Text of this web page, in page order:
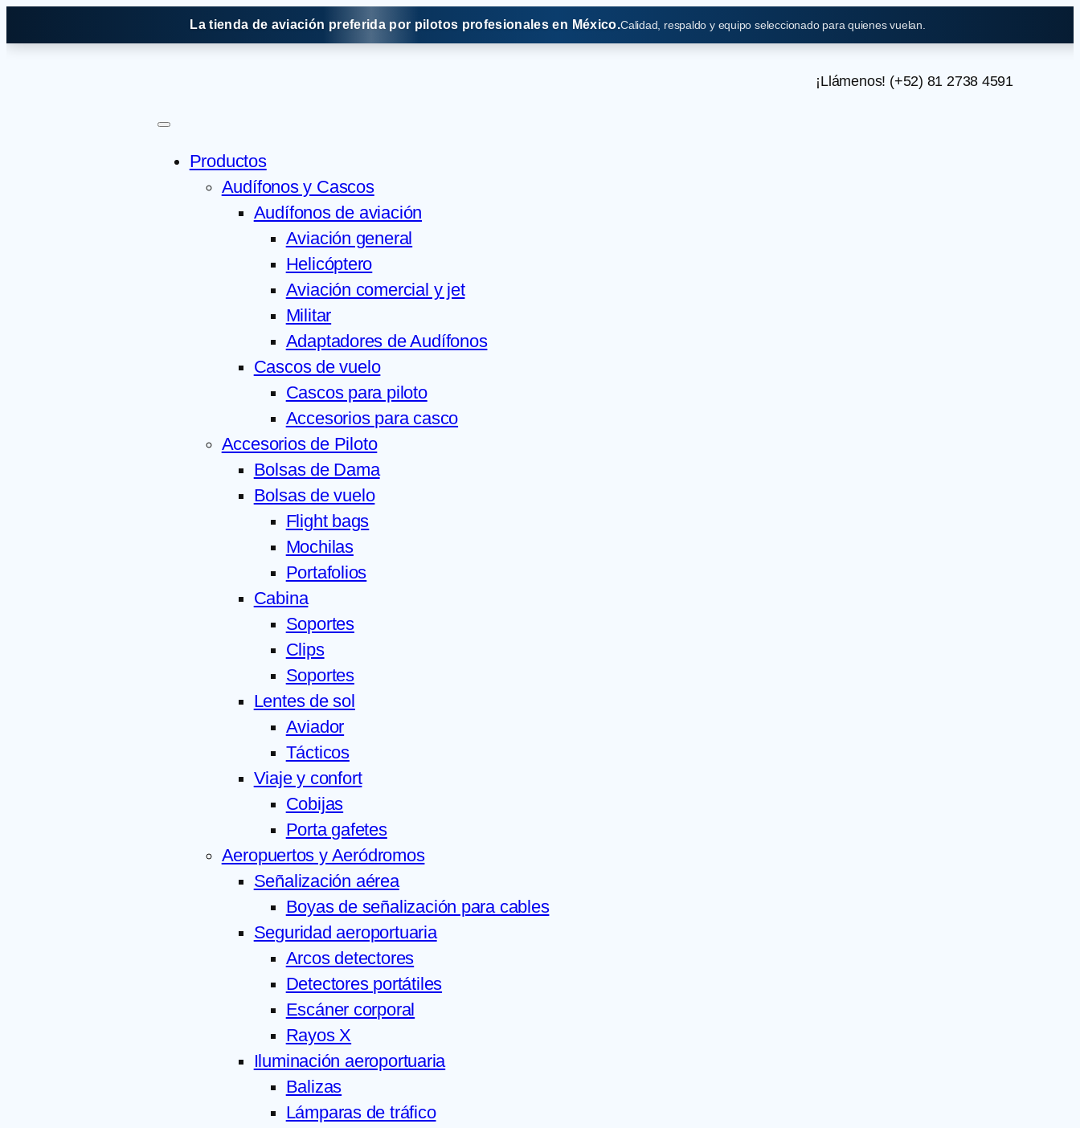
al
La tienda de aviación preferida por pilotos profesionales en México.Calidad, respaldo y equipo seleccionado para quienes vuelan.
¡Llámenos! (+52) 81 2738 4591
Productos
Audífonos y Cascos
Audífonos de aviación
Aviación general
Helicóptero
Aviación comercial y jet
Militar
Adaptadores de Audífonos
Cascos de vuelo
Cascos para piloto
Accesorios para casco
Accesorios de Piloto
Bolsas de Dama
Bolsas de vuelo
Flight bags
Mochilas
Portafolios
Cabina
Soportes
Clips
Soportes
Lentes de sol
Aviador
Tácticos
Viaje y confort
Cobijas
Porta gafetes
Aeropuertos y Aeródromos
Señalización aérea
Boyas de señalización para cables
Seguridad aeroportuaria
Arcos detectores
Detectores portátiles
Escáner corporal
Rayos X
Iluminación aeroportuaria
Balizas
Lámparas de tráfico